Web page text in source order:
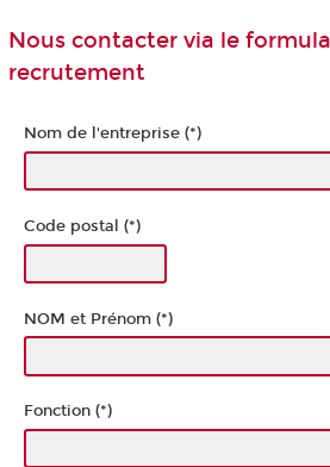
Nous contacter via le
recrutement
Nom de l'entreprise (*)
Code postal (*)
NOM et Prénom (*)
Fonction (*)